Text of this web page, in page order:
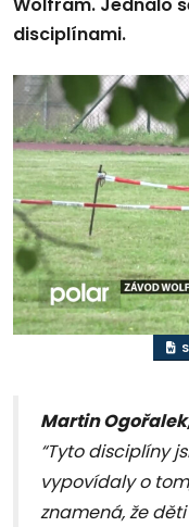
Wolfram. Jednalo
disciplínami.
Martin
“Tyto disciplíny
vypovídaly o
znamená, že